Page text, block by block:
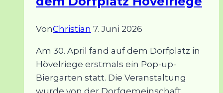
Regen
VonChristian 7. Juni 2026
Am 30. April fand auf dem Dorfplatz in
Hövelriege erstmals ein Pop-up-
Biergarten statt. Die Veranstaltung
wurde von der Dorfgemeinschaft